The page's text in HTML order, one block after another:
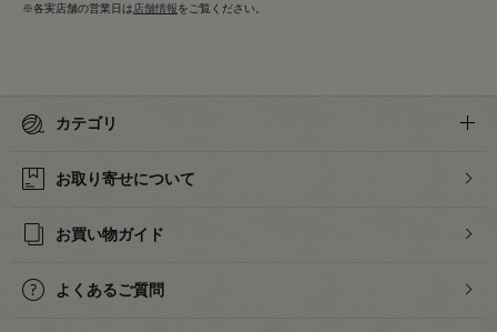
※各実店舗の営業日は 店舗情報をご覧ください。
カテゴリ
お取り寄せについて
お買い物ガイド
よくあるご質問